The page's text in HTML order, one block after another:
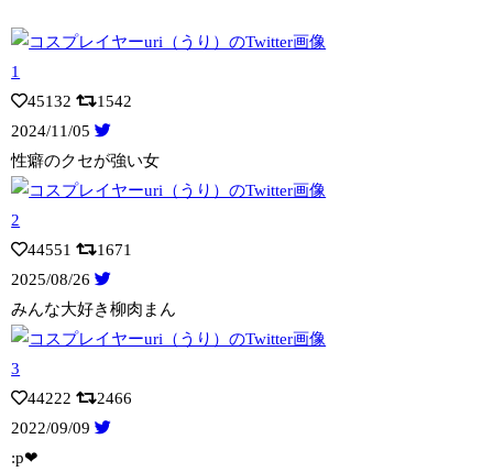
45132
1542
2024/11/05
性癖のクセが強い女
44551
1671
2025/08/26
みんな大好き柳肉まん
44222
2466
2022/09/09
:p❤︎